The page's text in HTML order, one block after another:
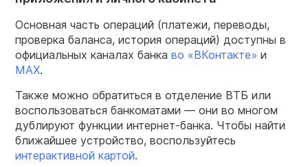
Основная часть операций (платежи, переводы,
проверка баланса, история операций) доступны в
официальных каналах банка во «ВКонтакте» и
MAX.
Также можно обратиться в отделение ВТБ или
воспользоваться банкоматами — они во многом
дублируют функции интернет-банка. Чтобы найти
ближайшее устройство, воспользуйтесь
интерактивной картой.